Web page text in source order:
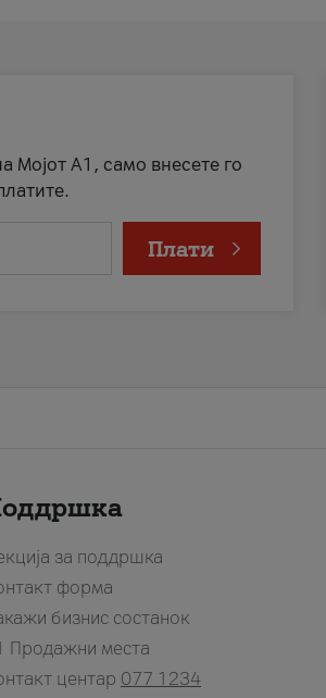
Мојот А1, само внесете го
Плати
за поддршка
форма
бизнис состанок
Продажни места
центар 077 1234